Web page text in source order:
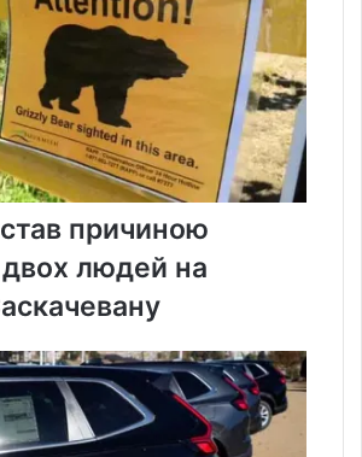
причиною
двох людей на